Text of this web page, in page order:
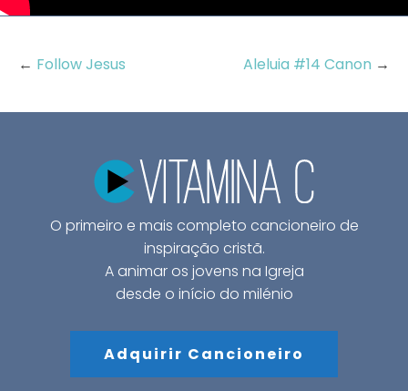
← Follow Jesus Aleluia #14 Canon →
O primeiro e mais completo cancioneiro de
inspiração cristã.
A animar os jovens na Igreja
desde o início do milénio
Adquirir Cancioneiro